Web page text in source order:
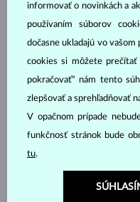
informovať o novinkách a
používaním súborov
dočasne ukladajú vo vašom
cookies si môžete prečítať
pokračovať“ nám tento
zlepšovať a sprehľadňovať
V opačnom prípade
funkčnosť stránok bude
tu.